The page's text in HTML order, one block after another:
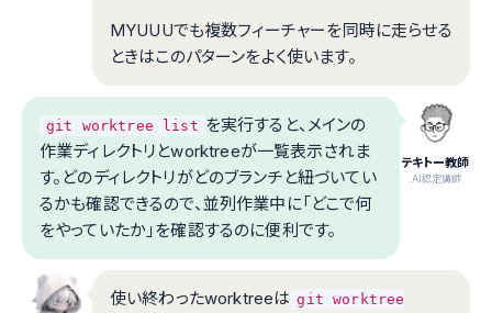
MYUUUでも複数フィーチャーを同時に走らせる
ときはこのパターンをよく使います。
テキトー教師
.AI認定講師
git worktree list を実行すると、メインの
作業ディレクトリとworktreeが一覧表示されま
す。どのディレクトリがどのブランチと紐づいてい
るかも確認できるので、並列作業中に「どこで何
をやっていたか」を確認するのに便利です。
使い終わったworktreeは git worktree